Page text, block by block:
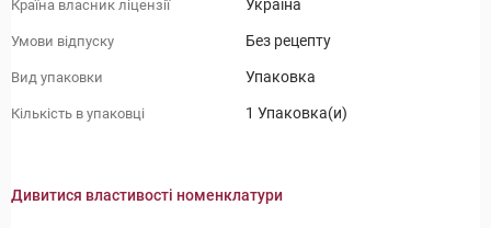
Країна власник ліцензії Україна
Умови відпуску Без рецепту
Вид упаковки Упаковка
Кількість в упаковці 1 Упаковка(и)
Дивитися властивості номенклатури